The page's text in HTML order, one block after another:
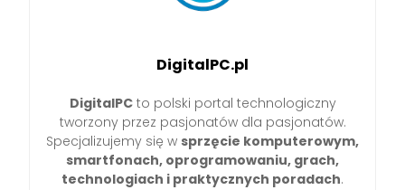
DigitalPC.pl
DigitalPCto polski portal technologiczny
tworzony przez pasjonatów dla pasjonatów.
Specjalizujemy się w sprzęcie komputerowym,
smartfonach, oprogramowaniu, grach,
technologiach i praktycznych poradach.